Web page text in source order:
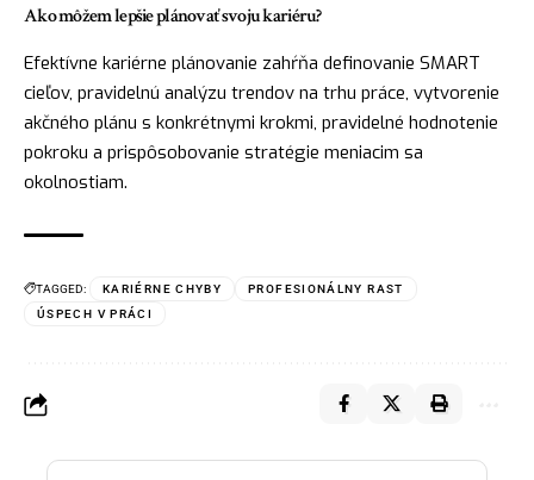
Ako môžem lepšie plánovať svoju kariéru?
Efektívne kariérne plánovanie zahŕňa definovanie SMART
cieľov, pravidelnú analýzu trendov na trhu práce, vytvorenie
akčného plánu s konkrétnymi krokmi, pravidelné hodnotenie
pokroku a prispôsobovanie stratégie meniacim sa
okolnostiam.
TAGGED: KARIÉRNE CHYBY
PROFESIONÁLNY RAST
ÚSPECH V PRÁCI